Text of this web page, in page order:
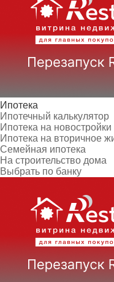
Ипотека
Ипотечный калькулятор
Ипотека на новостройки
Ипотека на вторичное
Семейная ипотека
На строительство дома
Выбрать по банку